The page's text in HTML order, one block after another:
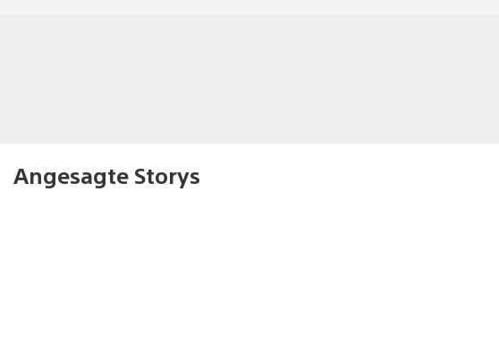
Angesagte Storys